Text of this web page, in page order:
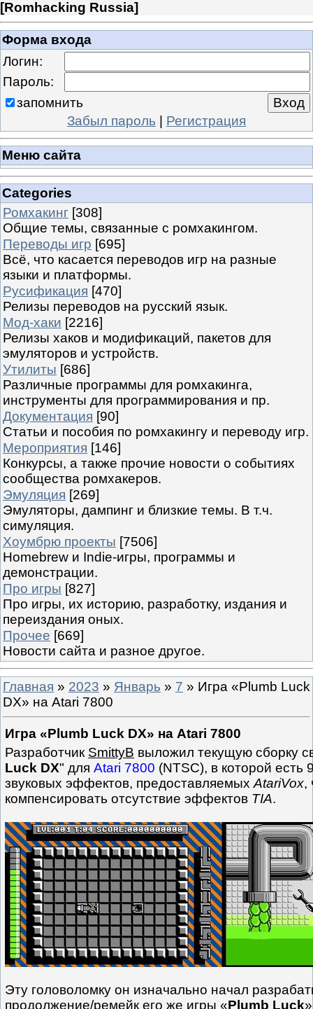
[Romhacking Russia]
Форма входа
Логин:
Пароль:
запомнить
Забыл пароль | Регистрация
Меню сайта
Categories
Ромхакинг [308]
Общие темы, связанные с ромхакингом.
Переводы игр [695]
Всё, что касается переводов игр на разные
языки и платформы.
Русификация [470]
Релизы переводов на русский язык.
Мод-хаки [2216]
Релизы хаков и модификаций, пакетов для
эмуляторов и устройств.
Утилиты [686]
Различные программы для ромхакинга,
инструменты для программирования и пр.
Документация [90]
Статьи и пособия по ромхакингу и переводу игр.
Мероприятия [146]
Конкурсы, а также прочие новости о событиях
сообщества ромхакеров.
Эмуляция [269]
Эмуляторы, дампинг и близкие темы. В т.ч.
симуляция.
Хоумбрю проекты [7506]
Homebrew и Indie-игры, программы и
демонстрации.
Про игры [827]
Про игры, их историю, разработку, издания и
переиздания оных.
Прочее [669]
Новости сайта и разное другое.
Главная » 2023 » Январь » 7 » Игра «Plumb Luck
DX» на Atari 7800
Игра «Plumb Luck DX» на Atari 7800
Разработчик SmittyB выложил текущую сборку
Luck DX" для Atari 7800 (NTSC), в которой есть
звуковых эффектов, предоставляемыхAtariVox,
компенсировать отсутствие эффектов TIA.
Эту головоломку он изначально начал
продолжение/ремейк его же игры «Plumb Luck